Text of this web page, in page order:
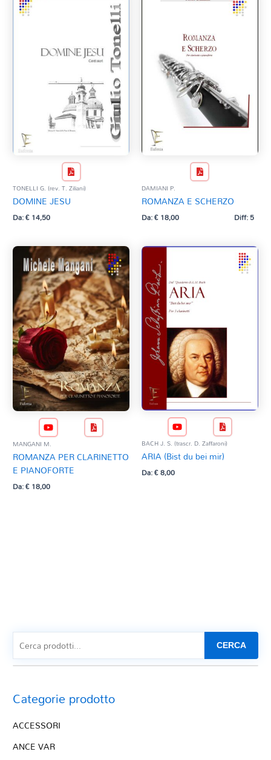
TONELLI G. (rev. T. Ziliani)
DOMINE JESU
Da:€14,50
DAMIANI P.
ROMANZA E SCHERZO
Da:€18,00 Diff: 5
MANGANI M.
ROMANZA PER CLARINETTO
E PIANOFORTE
Da:€18,00
BACH J. S. (trascr. D. Zaffaroni)
ARIA (Bist du bei mir)
Da:€8,00
CERCA
Categorie prodotto
ACCESSORI
ANCE VAR